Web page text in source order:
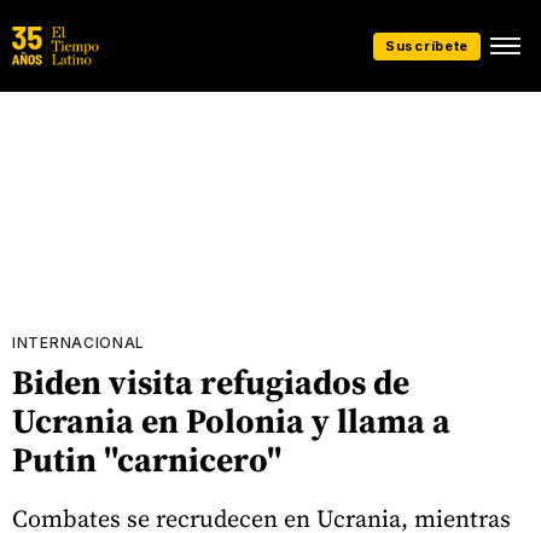
Suscríbete
INTERNACIONAL
Biden visita refugiados de
Ucrania en Polonia y llama a
Putin ''carnicero''
Combates se recrudecen en Ucrania, mientras